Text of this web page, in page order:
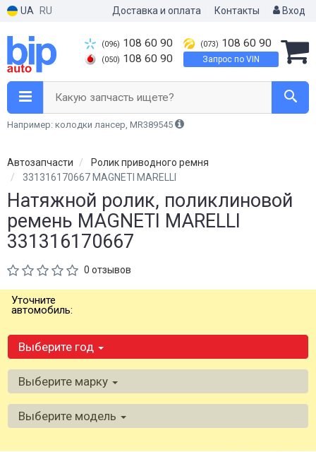
UA RU Доставка и оплата Контакты Вход
(096) 108 60 90
(050) 108 60 90
(073) 108 60 90
Запрос по VIN
Какую запчасть ищете?
Например: колодки лансер, MR389545
Автозапчасти
Ролик приводного ремня
331316170667 MAGNETI MARELLI
Натяжной ролик, поликлиновой
ремень MAGNETI MARELLI
331316170667
0 отзывов
Уточните
автомобиль:
Выберите год
Выберите марку
Выберите модель